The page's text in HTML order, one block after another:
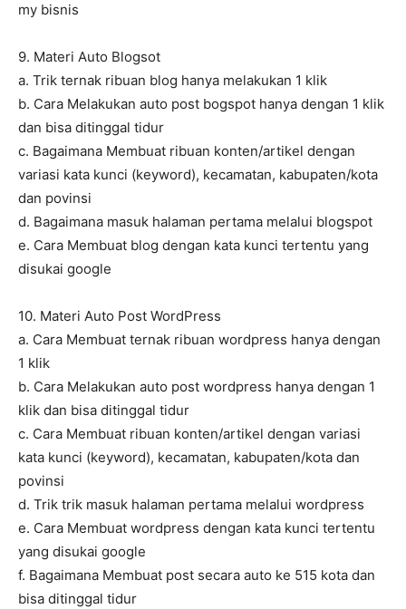
my bisnis
9. Materi Auto Blogsot
a. Trik ternak ribuan blog hanya melakukan 1 klik
b. Cara Melakukan auto post bogspot hanya dengan 1 klik
dan bisa ditinggal tidur
c. Bagaimana Membuat ribuan konten/artikel dengan
variasi kata kunci (keyword), kecamatan, kabupaten/kota
dan povinsi
d. Bagaimana masuk halaman pertama melalui blogspot
e. Cara Membuat blog dengan kata kunci tertentu yang
disukai google
10. Materi Auto Post WordPress
a. Cara Membuat ternak ribuan wordpress hanya dengan
1 klik
b. Cara Melakukan auto post wordpress hanya dengan 1
klik dan bisa ditinggal tidur
c. Cara Membuat ribuan konten/artikel dengan variasi
kata kunci (keyword), kecamatan, kabupaten/kota dan
povinsi
d. Trik trik masuk halaman pertama melalui wordpress
e. Cara Membuat wordpress dengan kata kunci tertentu
yang disukai google
f. Bagaimana Membuat post secara auto ke 515 kota dan
bisa ditinggal tidur